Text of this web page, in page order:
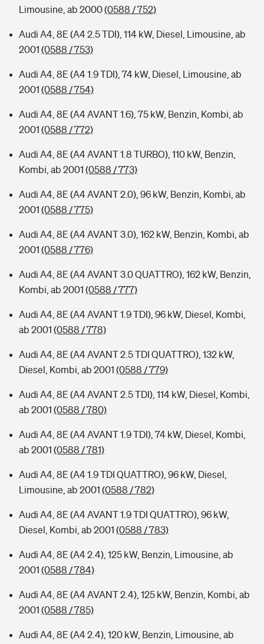
Limousine, ab 2000(0588 / 752)
Audi A4, 8E (A4 2.5 TDI), 114 kW, Diesel, Limousine, ab
2001 (0588 / 753)
Audi A4, 8E (A4 1.9 TDI), 74 kW, Diesel, Limousine, ab
2001 (0588 / 754)
Audi A4, 8E (A4 AVANT 1.6), 75 kW, Benzin, Kombi, ab
2001 (0588 / 772)
Audi A4, 8E (A4 AVANT 1.8 TURBO), 110 kW, Benzin,
Kombi, ab 2001 (0588 / 773)
Audi A4, 8E (A4 AVANT 2.0), 96 kW, Benzin, Kombi, ab
2001 (0588 / 775)
Audi A4, 8E (A4 AVANT 3.0), 162 kW, Benzin, Kombi, ab
2001 (0588 / 776)
Audi A4, 8E (A4 AVANT 3.0 QUATTRO), 162 kW, Benzin,
Kombi, ab 2001 (0588 / 777)
Audi A4, 8E (A4 AVANT 1.9 TDI), 96 kW, Diesel, Kombi,
ab 2001 (0588 / 778)
Audi A4, 8E (A4 AVANT 2.5 TDI QUATTRO), 132 kW,
Diesel, Kombi, ab 2001 (0588 / 779)
Audi A4, 8E (A4 AVANT 2.5 TDI), 114 kW, Diesel, Kombi,
ab 2001 (0588 / 780)
Audi A4, 8E (A4 AVANT 1.9 TDI), 74 kW, Diesel, Kombi,
ab 2001 (0588 / 781)
Audi A4, 8E (A4 1.9 TDI QUATTRO), 96 kW, Diesel,
Limousine, ab 2001 (0588 / 782)
Audi A4, 8E (A4 AVANT 1.9 TDI QUATTRO), 96 kW,
Diesel, Kombi, ab 2001 (0588 / 783)
Audi A4, 8E (A4 2.4), 125 kW, Benzin, Limousine, ab
2001 (0588 / 784)
Audi A4, 8E (A4 AVANT 2.4), 125 kW, Benzin, Kombi, ab
2001 (0588 / 785)
Audi A4, 8E (A4 2.4), 120 kW, Benzin, Limousine, ab